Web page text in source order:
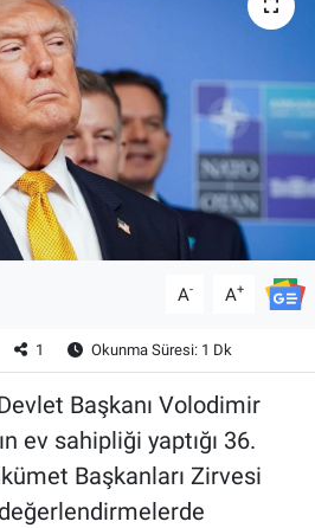
A- A+
1 Okunma Süresi: 1 Dk
Başkanı Volodimir
ev sahipliği yaptığı 36.⁠
Başkanları Zirvesi